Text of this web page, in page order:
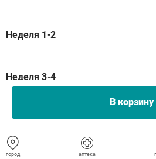
город аптека
В корзину
Неделя 1-2
Неделя 3-4
Неделя 5